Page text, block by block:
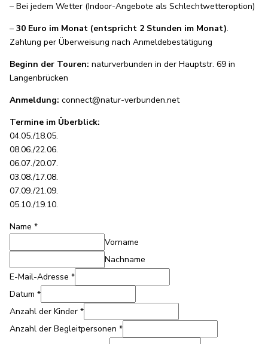
– Bei jedem Wetter (Indoor-Angebote als Schlechtwetteroption)
– 30 Euro im Monat (entspricht 2 Stunden im Monat).
Zahlung per Überweisung nach Anmeldebestätigung
Beginn der Touren: naturverbunden in der Hauptstr. 69 in
Langenbrücken
Anmeldung: connect@natur-verbunden.net
Termine im Überblick:
04.05./18.05.
08.06./22.06.
06.07./20.07.
03.08./17.08.
07.09./21.09.
05.10./19.10.
Name *
Vorname
Nachname
E-Mail-Adresse *
Datum *
Anzahl der Kinder *
Anzahl der Begleitpersonen *